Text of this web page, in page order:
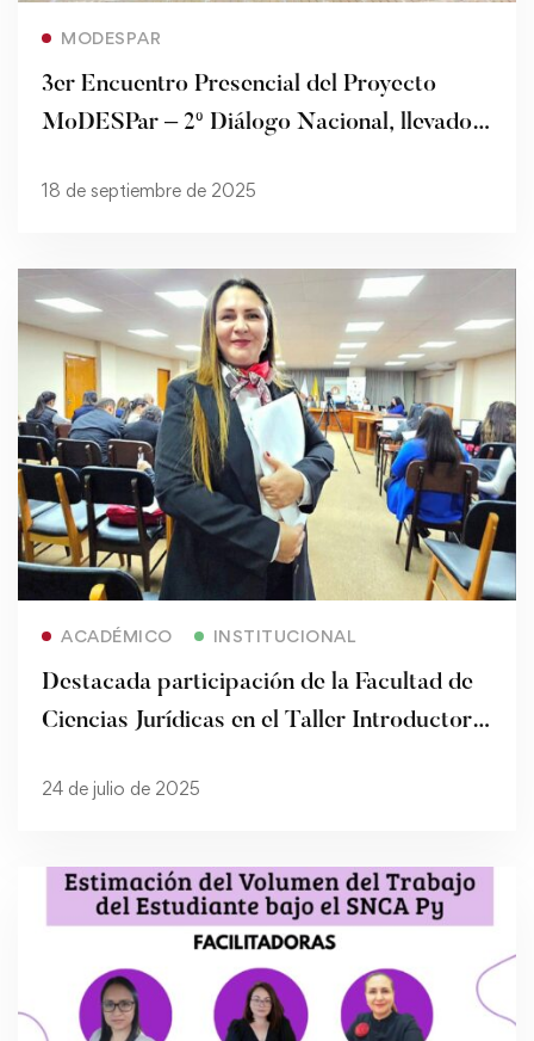
MODESPAR
3er Encuentro Presencial del Proyecto
MoDESPar – 2º Diálogo Nacional, llevado a
Asunción
18 de septiembre de 2025
ACADÉMICO INSTITUCIONAL
Destacada participación de la Facultad de
Ciencias Jurídicas en el Taller Introductorio
24 de julio de 2025